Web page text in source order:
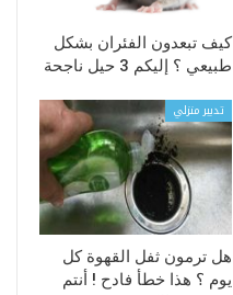
كيف تبعدون الفئران بشكل
طبيعي ؟ إليكم 3 حيل ناجحة
تدبير منزلي
هل ترمون ثفل القهوة كل
يوم ؟ هذا خطأ فادح ! أنتم